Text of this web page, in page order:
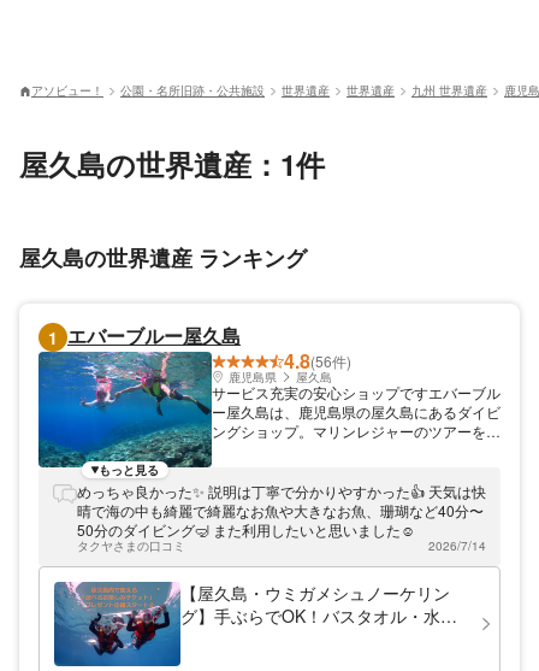
アソビュー！ 公園・名所旧跡・公共施設 世界遺産 世界遺産 九州 世界遺産 鹿児
屋久島の世界遺産：1件
屋久島の世界遺産 ランキング
1 エバーブルー屋久島
4.8(56件)
鹿児島県 屋久島
サービス充実の安心ショップですエバーブル
ー屋久島は、鹿児島県の屋久島にあるダイビ
ングショップ。マリンレジャーのツアーを開
ィなどのサービスも充実！
もっと見る
めっちゃ良かった✨ 説明は丁寧で分かりやすかった👍 天気は快
晴で海の中も綺麗で綺麗なお魚や大きなお魚、珊瑚など40分〜
50分のダイビング🤿 また利用したいと思いました☺️
タクヤさまの口コミ 2026/7/14
【屋久島・ウミガメシュノーケリン
グ】手ぶらでOK！バスタオル・水着